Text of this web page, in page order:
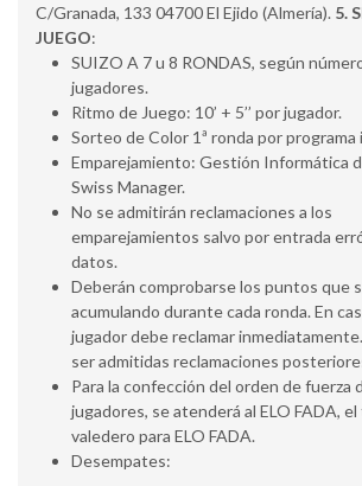
C/Granada, 133 04700 El Ejido (Almería). 5.
JUEGO:
SUIZO A 7 u 8 RONDAS, según
jugadores.
Ritmo de Juego: 10’ + 5’’ por jugador.
Sorteo de Color 1ª ronda por
Emparejamiento: Gestión Informática
Swiss Manager.
No se admitirán reclamaciones a los
emparejamientos salvo por entrada
datos.
Deberán comprobarse los puntos que
acumulando durante cada ronda. En
jugador debe reclamar
ser admitidas reclamaciones
Para la confección del orden de fuerza
jugadores, se atenderá al ELO FADA,
valedero para ELO FADA.
Desempates: